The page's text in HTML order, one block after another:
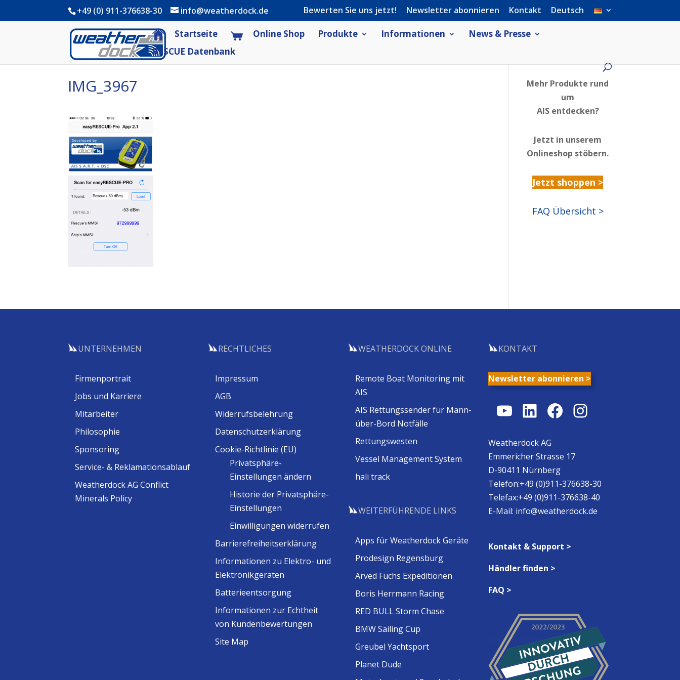
+49 (0) 911-376638-30 info@weatherdock.de Bewerten Sie uns jetzt! Newsletter abonnieren Kontakt Deutsch
Startseite Online Shop Produkte Informationen
News & Presse
RESCUE Datenbank
IMG_3967
Mehr Produkte rund
um
AIS entdecken?
Jetzt in unserem
Onlineshop stöbern.
Jetzt shoppen >
FAQ Übersicht >
UNTERNEHMEN
Firmenportrait
Jobs und Karriere
Mitarbeiter
Philosophie
Sponsoring
Service- & Reklamationsablauf
Weatherdock AG Conflict
Minerals Policy
RECHTLICHES
Impressum
AGB
Widerrufsbelehrung
Datenschutzerklärung
Cookie-Richtlinie (EU)
Privatsphäre-
Einstellungen ändern
Historie der Privatsphäre-
Einstellungen
Einwilligungen widerrufen
Barrierefreiheitserklärung
Informationen zu Elektro- und
Elektronikgeräten
Batterieentsorgung
Informationen zur Echtheit
von Kundenbewertungen
Site Map
WEATHERDOCK ONLINE
Remote Boat Monitoring mit
AIS
AIS Rettungssender für Mann-
über-Bord Notfälle
Rettungswesten
Vessel Management System
hali track
WEITERFÜHRENDE LINKS
Apps für Weatherdock Geräte
Prodesign Regensburg
Arved Fuchs Expeditionen
Boris Herrmann Racing
RED BULL Storm Chase
BMW Sailing Cup
Greubel Yachtsport
Planet Dude
KONTAKT
Newsletter abonnieren >
YouTube
LinkedIn
Facebook
Instagram
Weatherdock AG
Emmericher Strasse 17
D-90411 Nürnberg
Telefon:+49 (0)911-376638-30
Telefax:+49 (0)911-376638-40
E-Mail: info@weatherdock.de
Kontakt & Support >
Händler finden >
FAQ >